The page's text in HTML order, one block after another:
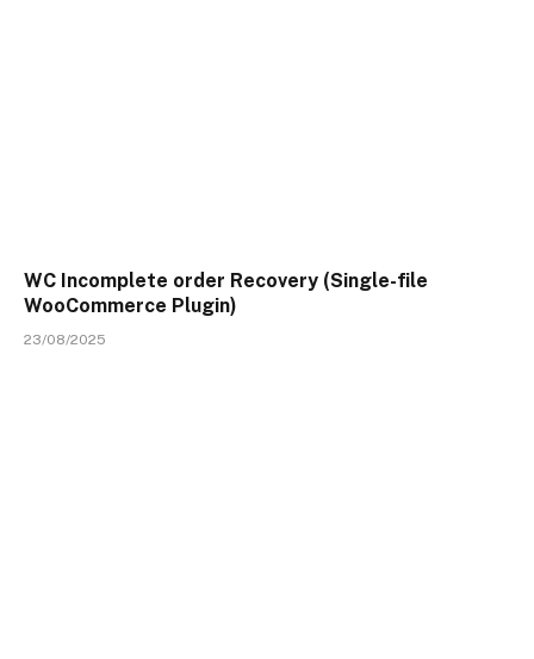
WC Incomplete order Recovery (Single-file
WooCommerce Plugin)
23/08/2025